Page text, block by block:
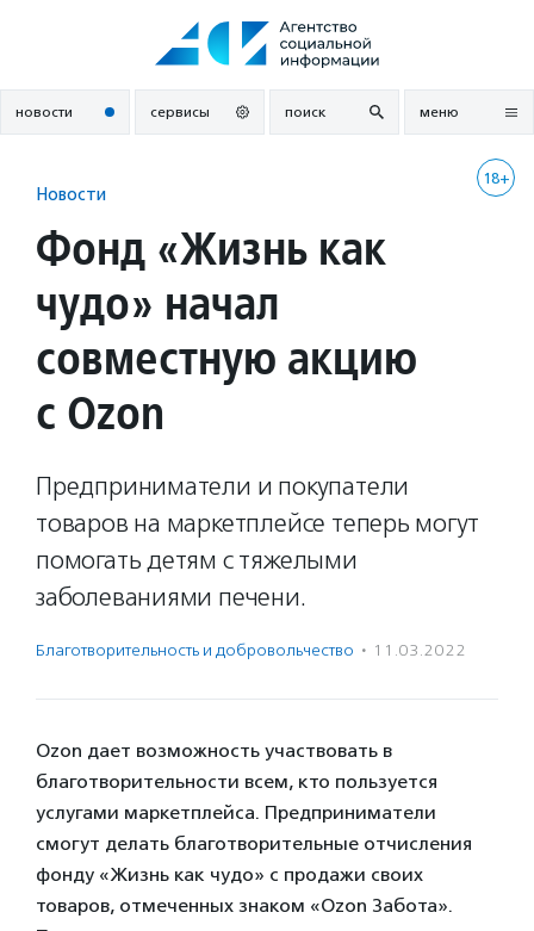
новости сервисы поиск меню
18+
Новости
Фонд «Жизнь как
чудо» начал
совместную акцию
с Ozon
Предприниматели и покупатели
товаров на маркетплейсе теперь могут
помогать детям с тяжелыми
заболеваниями печени.
Благотвори­тель­ность и доброволь­чест­во · 11.03.2022
Ozon дает возможность участвовать в
благотворительности всем, кто пользуется
услугами маркетплейса. Предприниматели
смогут делать благотворительные отчисления
фонду «Жизнь как чудо» с продажи своих
товаров, отмеченных знаком «Ozon Забота».